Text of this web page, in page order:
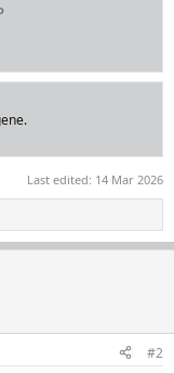
Last edited: 14 Mar 2026
#2